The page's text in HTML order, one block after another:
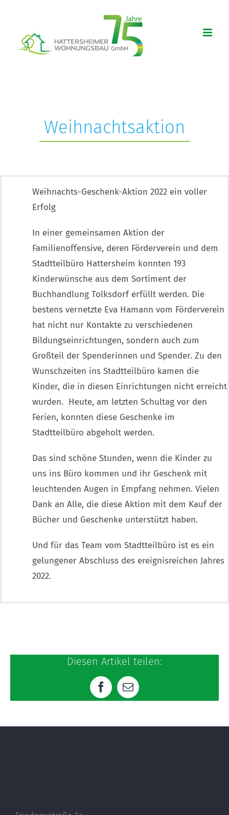
springen
Weihnachtsaktion
Weihnachts-Geschenk-Aktion 2022 ein voller
Erfolg
In einer gemeinsamen Aktion der
Familienoffensive, deren Förderverein und dem
Stadtteilbüro Hattersheim konnten 193
Kinderwünsche aus dem Sortiment der
Buchhandlung Tolksdorf erfüllt werden. Die
bestens vernetzte Eva Hamann vom Förderverein
hat nicht nur Kontakte zu verschiedenen
Bildungseinrichtungen, sondern auch zum
Großteil der Spenderinnen und Spender. Zu den
Wunschzeiten ins Stadtteilbüro kamen die
Kinder, die in diesen Einrichtungen nicht erreicht
wurden. Heute, am letzten Schultag vor den
Ferien, konnten diese Geschenke im
Stadtteilbüro abgeholt werden.
Das sind schöne Stunden, wenn die Kinder zu
uns ins Büro kommen und ihr Geschenk mit
leuchtenden Augen in Empfang nehmen. Vielen
Dank an Alle, die diese Aktion mit dem Kauf der
Bücher und Geschenke unterstützt haben.
Und für das Team vom Stadtteilbüro ist es ein
gelungener Abschluss des ereignisreichen Jahres
2022.
Diesen Artikel teilen:
Facebook
E-
Mail